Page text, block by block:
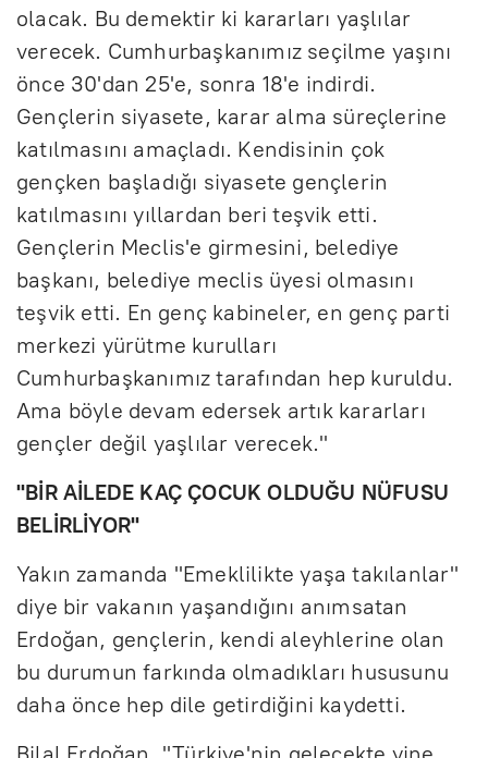
olacak. Bu demektir ki kararları yaşlılar
verecek. Cumhurbaşkanımız seçilme yaşını
önce 30'dan 25'e, sonra 18'e indirdi.
Gençlerin siyasete, karar alma süreçlerine
katılmasını amaçladı. Kendisinin çok
gençken başladığı siyasete gençlerin
katılmasını yıllardan beri teşvik etti.
Gençlerin Meclis'e girmesini, belediye
başkanı, belediye meclis üyesi olmasını
teşvik etti. En genç kabineler, en genç parti
merkezi yürütme kurulları
Cumhurbaşkanımız tarafından hep kuruldu.
Ama böyle devam edersek artık kararları
gençler değil yaşlılar verecek."
"BİR AİLEDE KAÇ ÇOCUK OLDUĞU NÜFUSU
BELİRLİYOR"
Yakın zamanda "Emeklilikte yaşa takılanlar"
diye bir vakanın yaşandığını anımsatan
Erdoğan, gençlerin, kendi aleyhlerine olan
bu durumun farkında olmadıkları hususunu
daha önce hep dile getirdiğini kaydetti.